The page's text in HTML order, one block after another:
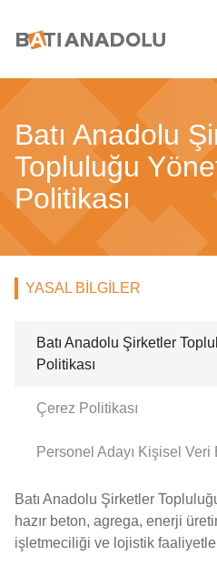
Batı Anadolu
Topluluğu
Politikası
YASAL BILGILER
Batı Anadolu Şirketler
Politikası
Çerez Politikası
Personel Adayı Kişisel Veri
Batı Anadolu Şirketler
hazır beton, agrega, enerji
işletmeciliği ve lojistik